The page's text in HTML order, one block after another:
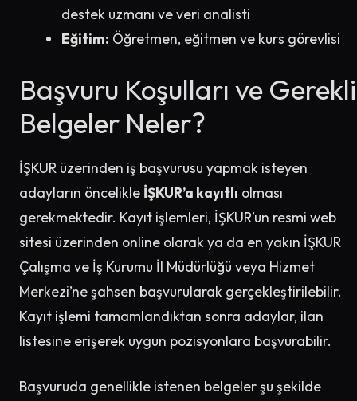
destek uzmanı ve veri analisti
Eğitim: Öğretmen, eğitmen ve kurs görevlisi
Başvuru Koşulları ve Gerekli
Belgeler Neler?
İŞKUR üzerinden iş başvurusu yapmak isteyen
adayların öncelikle İŞKUR’a kayıtlı olması
gerekmektedir. Kayıt işlemleri, İŞKUR’un resmi web
sitesi üzerinden online olarak ya da en yakın İŞKUR
Çalışma ve İş Kurumu İl Müdürlüğü veya Hizmet
Merkezi’ne şahsen başvurularak gerçekleştirilebilir.
Kayıt işlemi tamamlandıktan sonra adaylar, ilan
listesine erişerek uygun pozisyonlara başvurabilir.
Başvuruda genellikle istenen belgeler şu şekilde